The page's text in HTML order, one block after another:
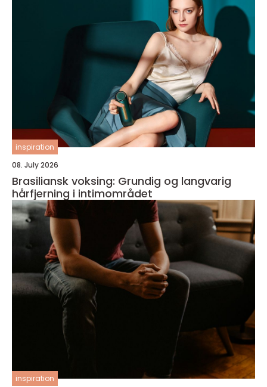
inspiration
08. July 2026
Brasiliansk voksing: Grundig og langvarig
hårfjerning i intimområdet
inspiration